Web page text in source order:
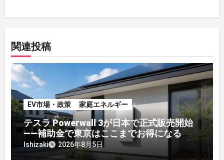
関連投稿
EV市場・政策 家庭エネルギー
テスラ Powerwall 3が日本で正式販売開始
——補助金で東京はここまでお得になる
【2026年8月最新】
Ishizaki 2026年8月5日